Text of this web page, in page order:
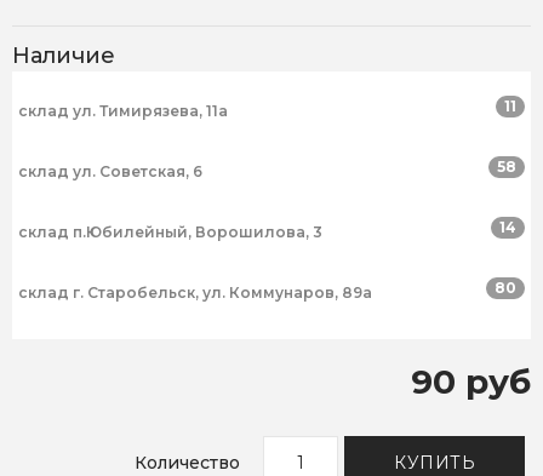
Наличие
склад ул. Тимирязева, 11а 11
склад ул. Советская, 6 58
склад п.Юбилейный, Ворошилова, 3 14
склад г. Старобельск, ул. Коммунаров, 89а 80
90 руб
Количество КУПИТЬ